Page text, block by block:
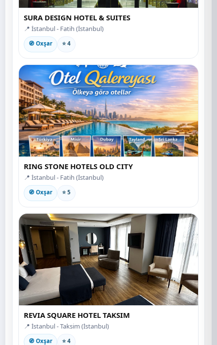
SURA DESIGN HOTEL & SUITES
📍 İstanbul - Fatih (İstanbul)
🧭 Oxşar ⭐ 4
RING STONE HOTELS OLD CITY
📍 İstanbul - Fatih (İstanbul)
🧭 Oxşar ⭐ 5
REVIA SQUARE HOTEL TAKSIM
📍 İstanbul - Taksim (İstanbul)
🧭 Oxşar ⭐ 4